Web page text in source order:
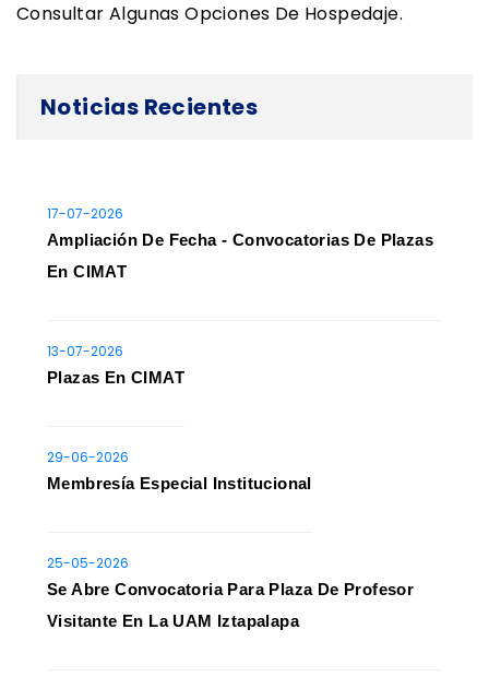
Consultar Algunas Opciones De Hospedaje.
Noticias Recientes
17-07-2026
Ampliación De Fecha - Convocatorias De Plazas
En CIMAT
13-07-2026
Plazas En CIMAT
29-06-2026
Membresía Especial Institucional
25-05-2026
Se Abre Convocatoria Para Plaza De Profesor
Visitante En La UAM Iztapalapa